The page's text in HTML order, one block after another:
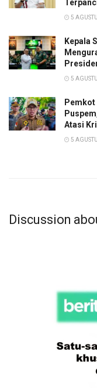
5
Kepala
5
Pemkot
Atasi
5
Discussion